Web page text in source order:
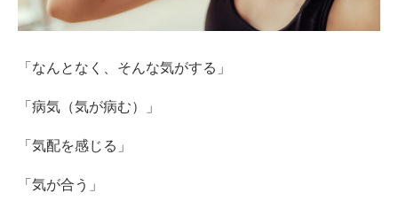
「なんとなく、そんな気がする」
「病気（気が病む）」
「気配を感じる」
「気が合う」